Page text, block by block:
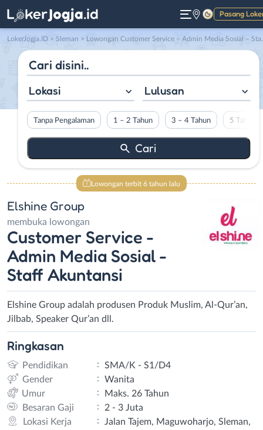
Pasang
Gelap
LokerJogja.ID > Sleman > Lowongan Customer Service – Admin Media Sosial – Staff Akuntansi di Elshine Group
Lokasi Lulusan
Tanpa Pengalaman 1 – 2 Tahun 3 – 4 Tahun 5 Tahun
Lowongan terbit 6 tahun lalu
Elshine Group
membuka lowongan
Customer Service -
Admin Media Sosial -
Staff Akuntansi
Elshine Group adalah produsen Produk Muslim, Al-Qur’an,
Jilbab, Speaker Qur’an dll.
Ringkasan
Pendidikan :
SMA/K - S1/D4
Gender
:
Wanita
Umur
:
Maks. 26 Tahun
Besaran Gaji
:
2 - 3 Juta
Lokasi Kerja
:
Jalan Tajem, Maguwoharjo, Sleman,